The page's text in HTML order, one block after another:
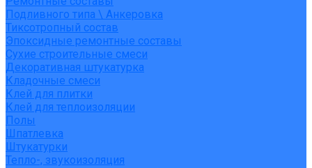
Подливного типа \ Анкеровка
Тиксотропный состав
Эпоксидные ремонтные составы
Сухие строительные смеси
Декоративная штукатурка
Кладочные смеси
Клей для плитки
Клей для теплоизоляции
Полы
Шпатлевка
Штукатурки
Тепло-, звукоизоляция